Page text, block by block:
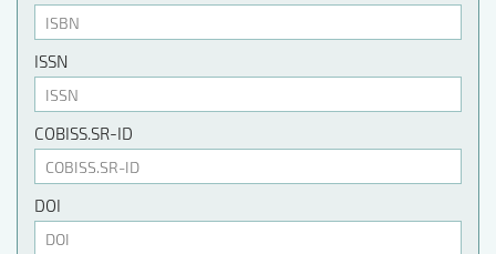
ISSN
COBISS.SR-ID
DOI